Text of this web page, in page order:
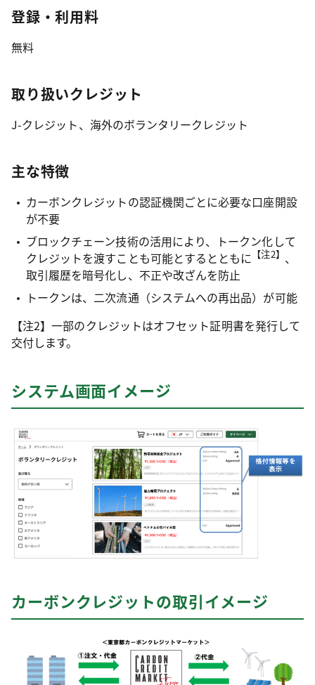
登録・利用料
無料
取り扱いクレジット
J-クレジット、海外のボランタリークレジット
主な特徴
カーボンクレジットの認証機関ごとに必要な口座開設
が不要
ブロックチェーン技術の活用により、トークン化して
クレジットを渡すことも可能とするとともに 【注2】 、
取引履歴を暗号化し、不正や改ざんを防止
トークンは、二次流通（システムへの再出品）が可能
【注2】一部のクレジットはオフセット証明書を発行して
交付します。
システム画面イメージ
カーボンクレジットの取引イメージ